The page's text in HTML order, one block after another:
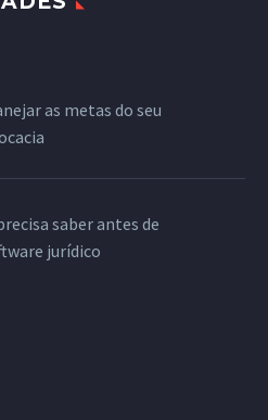
as metas do seu
saber antes de
jurídico